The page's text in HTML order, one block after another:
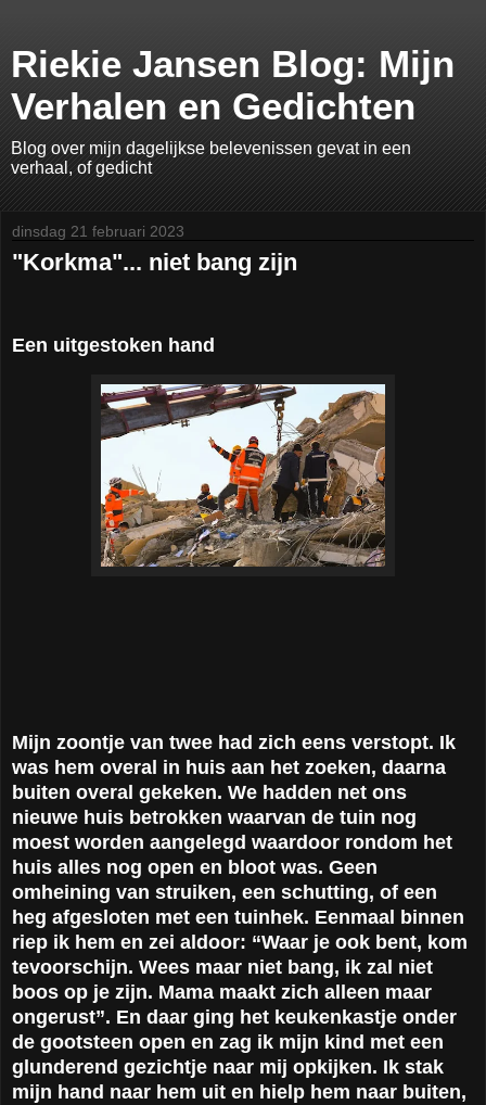
Riekie Jansen Blog: Mijn
Verhalen en Gedichten
Blog over mijn dagelijkse belevenissen gevat in een
verhaal, of gedicht
dinsdag 21 februari 2023
"Korkma"... niet bang zijn
Een uitgestoken hand
Mijn zoontje van twee had zich eens verstopt. Ik
was hem overal in huis aan het zoeken, daarna
buiten overal gekeken. We hadden net ons
nieuwe huis betrokken waarvan de tuin nog
moest worden aangelegd waardoor rondom het
huis alles nog open en bloot was. Geen
omheining van struiken, een schutting, of een
heg afgesloten met een tuinhek. Eenmaal binnen
riep ik hem en zei aldoor: “Waar je ook bent, kom
tevoorschijn. Wees maar niet bang, ik zal niet
boos op je zijn. Mama maakt zich alleen maar
ongerust”. En daar ging het keukenkastje onder
de gootsteen open en zag ik mijn kind met een
glunderend gezichtje naar mij opkijken. Ik stak
mijn hand naar hem uit en hielp hem naar buiten,